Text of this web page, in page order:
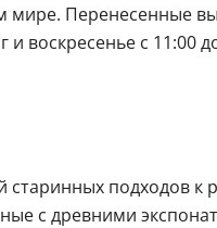
Перенесенные
воскресенье с 11:00
старинных подходов к
с древними